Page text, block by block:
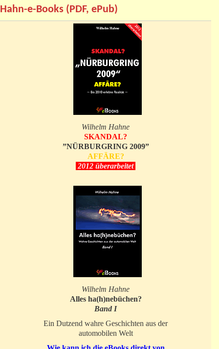
Hahn-e-Books (PDF, ePub)
Wilhelm Hahne
SKANDAL?
”NÜRBURGRING 2009”
AFFÄRE?
2012 überarbeitet
Wilhelm Hahne
Alles ha(h)nebüchen?
Band I
Ein Dutzend wahre Geschichten aus der
automobilen Welt